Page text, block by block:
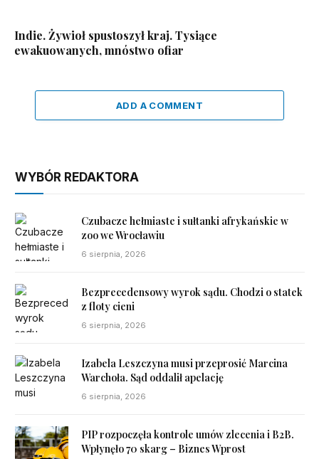
Indie. Żywioł spustoszył kraj. Tysiące
ewakuowanych, mnóstwo ofiar
ADD A COMMENT
WYBÓR REDAKTORA
Czubacze hełmiaste i sułtanki afrykańskie w
zoo we Wrocławiu
6 sierpnia, 2026
Bezprecedensowy wyrok sądu. Chodzi o statek
z floty cieni
6 sierpnia, 2026
Izabela Leszczyna musi przeprosić Marcina
Warchoła. Sąd oddalił apelację
6 sierpnia, 2026
PIP rozpoczęła kontrole umów zlecenia i B2B.
Wpłynęło 70 skarg – Biznes Wprost